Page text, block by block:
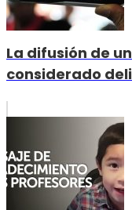
La difusión de
considerado